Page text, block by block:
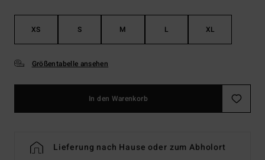
XS S M L XL
Größentabelle ansehen
In den Warenkorb
Lieferung nach Hause oder zum Abholort